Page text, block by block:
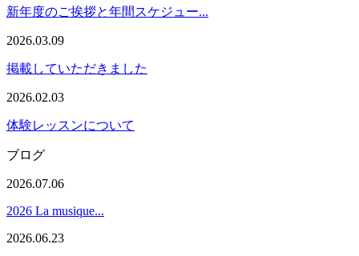
新年度のご挨拶と年間スケジュー...
2026.03.09
掲載していただきました
2026.02.03
体験レッスンについて
ブログ
2026.07.06
2026 La musique...
2026.06.23